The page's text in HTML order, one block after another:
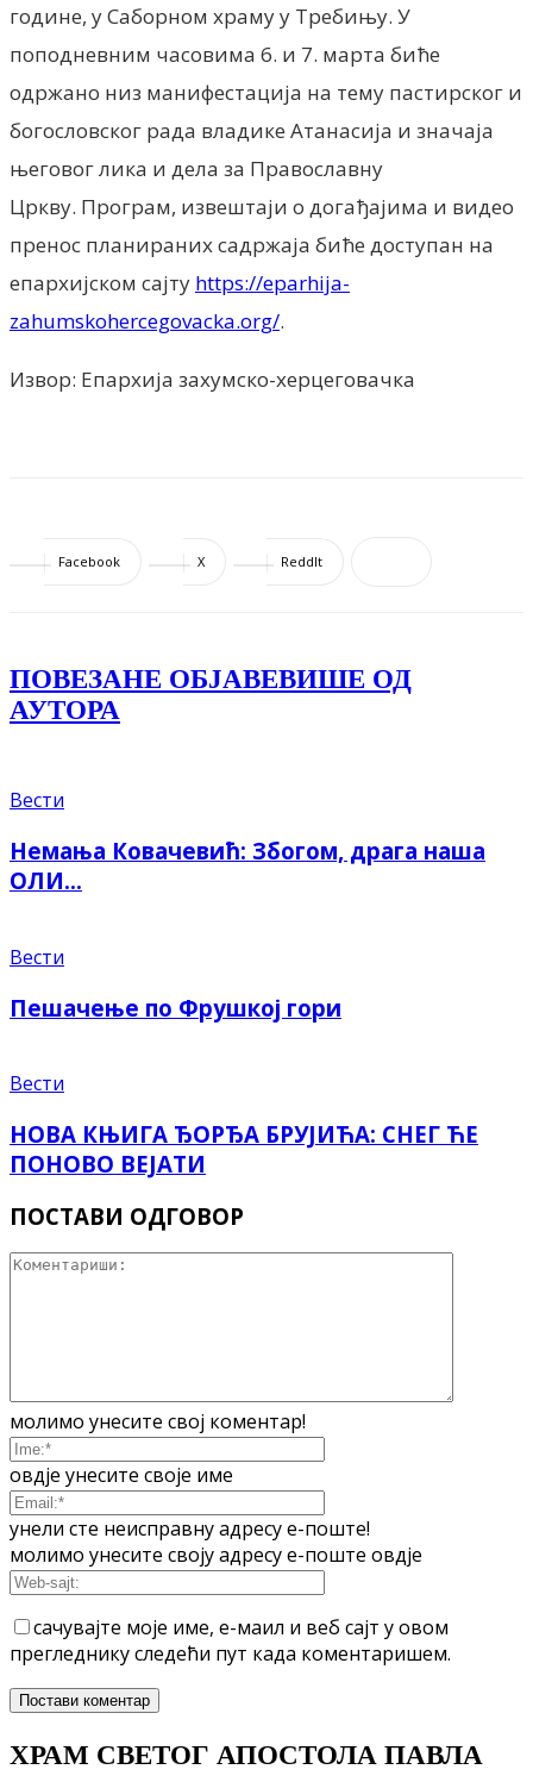
године, у Саборном храму у Требињу. У
поподневним часовима 6. и 7. марта биће
одржано низ манифестација на тему пастирског и
богословског рада владике Атанасија и значаја
његовог лика и дела за Православну
Цркву. Програм, извештаји о догађајима и видео
пренос планираних садржаја биће доступан на
епархијском сајту https://eparhija-
zahumskohercegovacka.org/.
Извор: Епархија захумско-херцеговачка
Facebook X ReddIt
ПОВЕЗАНЕ ОБЈАВЕВИШЕ ОД
АУТОРА
Вести
Немања Ковачевић: Збогом, драга наша
ОЛИ…
Вести
Пешачење по Фрушкој гори
Вести
НОВА КЊИГА ЂОРЂА БРУЈИЋА: СНЕГ ЋЕ
ПОНОВО ВЕЈАТИ
ПОСТАВИ ОДГОВОР
молимо унесите свој коментар!
овдје унесите своје име
унели сте неисправну адресу е-поште!
молимо унесите своју адресу е-поште овдје
сачувајте моје име, е-маил и веб сајт у овом
прегледнику следећи пут када коментаришем.
ХРАМ СВЕТОГ АПОСТОЛА ПАВЛА